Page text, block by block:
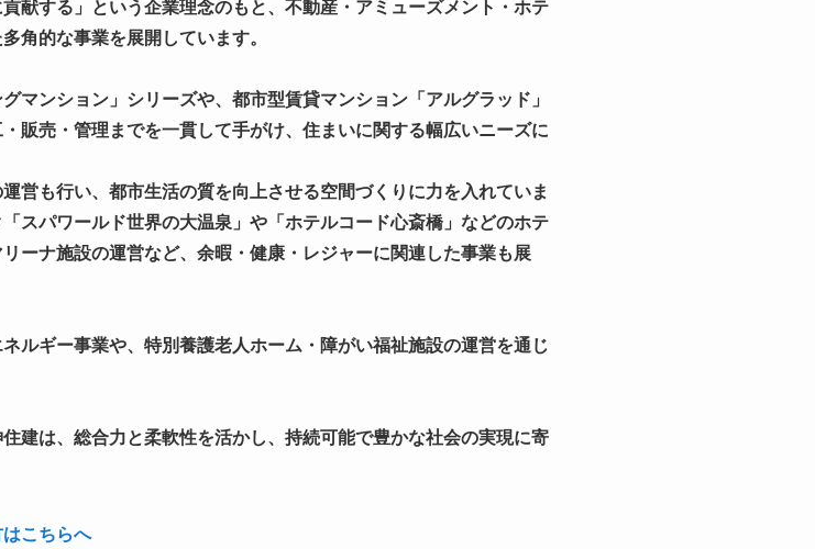
献する」という企業理念のもと、不動産・アミューズメント・ホテ
角的な事業を展開しています。
マンション」シリーズや、都市型賃貸マンション「アルグラッド」
販売・管理までを一貫して手がけ、住まいに関する幅広いニーズに
営も行い、都市生活の質を向上させる空間づくりに力を入れていま
スパワールド世界の大温泉」や「ホテルコード心斎橋」などのホテ
ーナ施設の運営など、余暇・健康・レジャーに関連した事業も展
ルギー事業や、特別養護老人ホーム・障がい福祉施設の運営を通じ
建は、総合力と柔軟性を活かし、持続可能で豊かな社会の実現に寄
こちらへ